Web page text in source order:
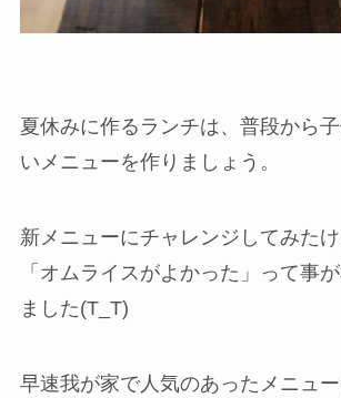
夏休みに作るランチは、普段から
いメニューを作りましょう。
新メニューにチャレンジしてみた
「オムライスがよかった」って事
ました(T_T)
早速我が家で人気のあったメニュ